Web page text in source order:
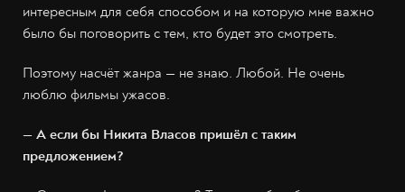
интересным для себя способом и на которую мне важно
было бы поговорить с тем, кто будет это смотреть.
Поэтому насчёт жанра — не знаю. Любой. Не очень
люблю фильмы ужасов.
— А если бы Никита Власов пришёл с таким
предложением?